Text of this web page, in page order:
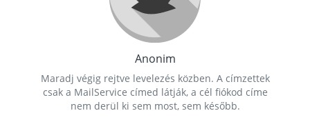
Anonim
Maradj végig rejtve levelezés közben. A címzettek
csak a MailService címed látják, a cél fiókod címe
nem derül ki sem most, sem később.